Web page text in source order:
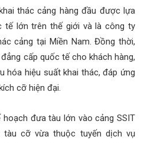
thác cảng hàng đầu được lựa
tế lớn trên thế giới và là công ty
cảng tại Miền Nam. Đồng thời,
cấp quốc tế cho khách hàng,
hóa hiệu suất khai thác, đáp ứng
cỡ hiện đại.
hoạch đưa tàu lớn vào cảng SSIT
cỡ vừa thuộc tuyến dịch vụ